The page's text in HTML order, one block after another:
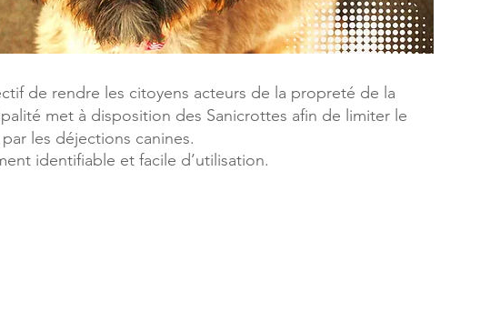
de rendre les citoyens acteurs de la propreté de la
met à disposition des Sanicrottes afin de limiter le
les déjections canines.
identifiable et facile d’utilisation.